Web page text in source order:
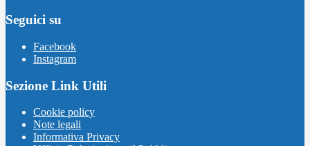
Seguici su
Facebook
Instagram
Sezione Link Utili
Cookie policy
Note legali
Informativa Privacy